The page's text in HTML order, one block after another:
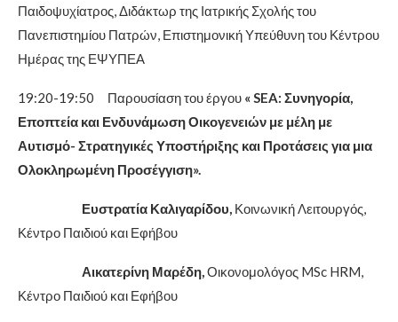
Παιδοψυχίατρος, Διδάκτωρ της Ιατρικής Σχολής του
Πανεπιστημίου Πατρών, Επιστημονική Υπεύθυνη του Κέντρου
Ημέρας της ΕΨΥΠΕΑ
19:20-19:50 Παρουσίαση του έργου «SEA: Συνηγορία,
Εποπτεία και Ενδυνάμωση Οικογενειών με μέλη με
Αυτισμό- Στρατηγικές Υποστήριξης και Προτάσεις για μια
Ολοκληρωμένη Προσέγγιση».
Ευστρατία Καλιγαρίδου, Κοινωνική Λειτουργός,
Κέντρο Παιδιού και Εφήβου
Αικατερίνη Μαρέδη,Οικονομολόγος MSc HRM,
Κέντρο Παιδιού και Εφήβου